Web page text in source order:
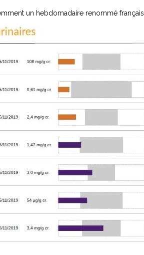
un hebdomadaire renommé français.